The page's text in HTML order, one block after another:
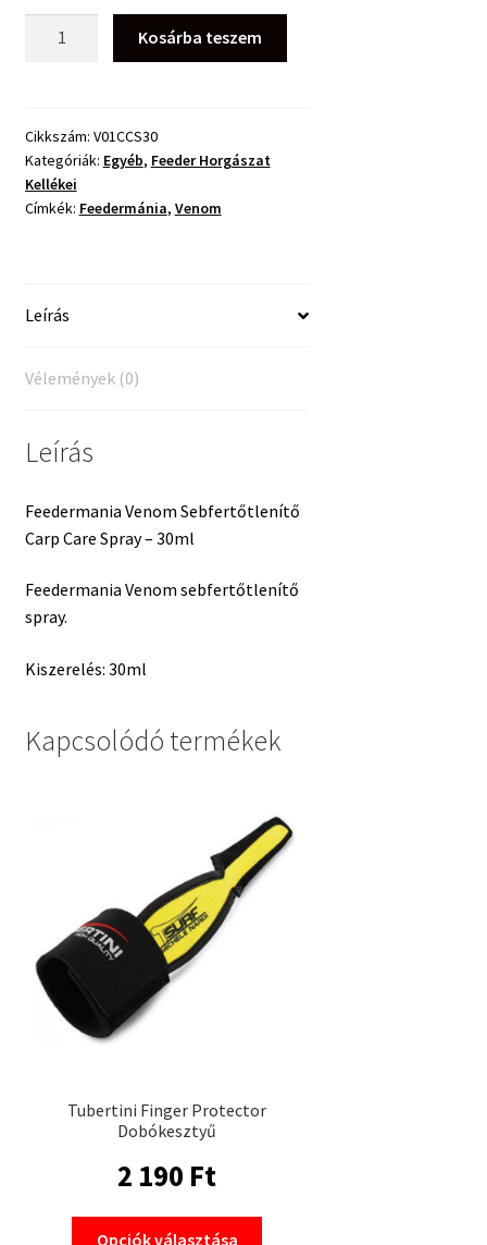
Care
Spray
–
30ml
Kosárba teszem
Cikkszám: V01CCS30
Kategóriák: Egyéb, Feeder Horgászat
Kellékei
Címkék: Feedermánia, Venom
Leírás
Vélemények (0)
Leírás
Feedermania Venom Sebfertőtlenítő
Carp Care Spray – 30ml
Feedermania Venom sebfertőtlenítő
spray.
Kiszerelés: 30ml
Kapcsolódó termékek
Tubertini Finger Protector
Dobókesztyű
2 190 Ft
Opciók választása